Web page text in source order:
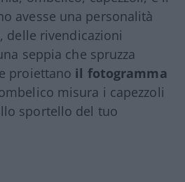
avesse una personalità
delle rivendicazioni
seppia che spruzza
proiettano il fotogramma
misura i capezzoli
sportello del tuo